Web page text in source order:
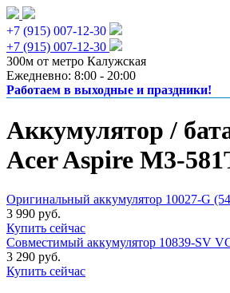
+7 (915) 007-12-30
+7 (915) 007-12-30
300м от метро Калужская
Ежедневно: 8:00 - 20:00
Работаем в выходные и праздники!
Аккумулятор /
Acer Aspire M3-
Оригинальный аккумулятор 10027-G
3 990 руб.
Купить сейчас
Совместимый аккумулятор 10839-SV
3 290 руб.
Купить сейчас